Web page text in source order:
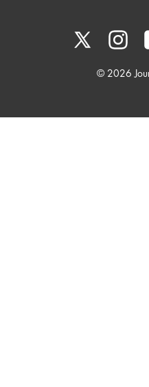
© 2026